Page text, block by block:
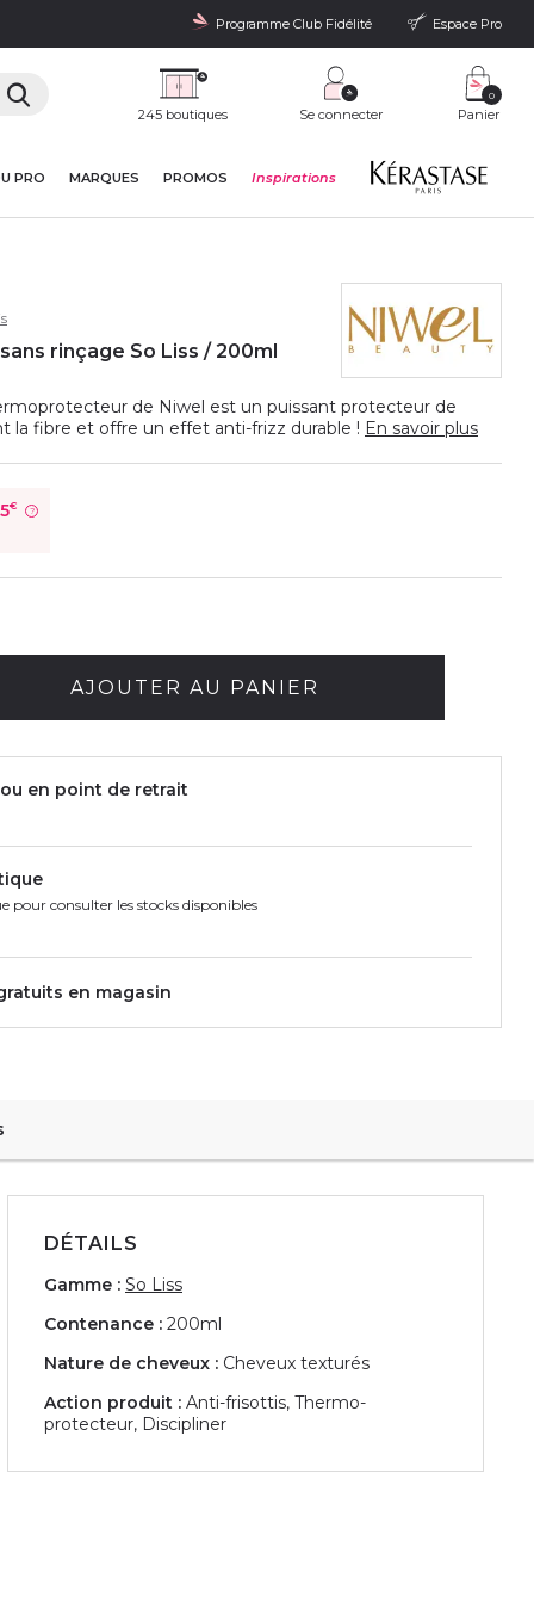
Programme Club Fidélité Espace Pro
245 boutiques Se connecter Panier
0
PRO MARQUES PROMOS Inspirations
rinçage So Liss / 200ml
de Niwel est un puissant protecteur de
la fibre et offre un effet anti-frizz durable ! En savoir plus
€ ?
AJOUTER AU PANIER
en point de retrait
pour consulter les stocks disponibles
en magasin
DÉTAILS
Gamme : So Liss
Contenance : 200ml
Nature de cheveux : Cheveux texturés
Action produit : Anti-frisottis, Thermo-
protecteur, Discipliner